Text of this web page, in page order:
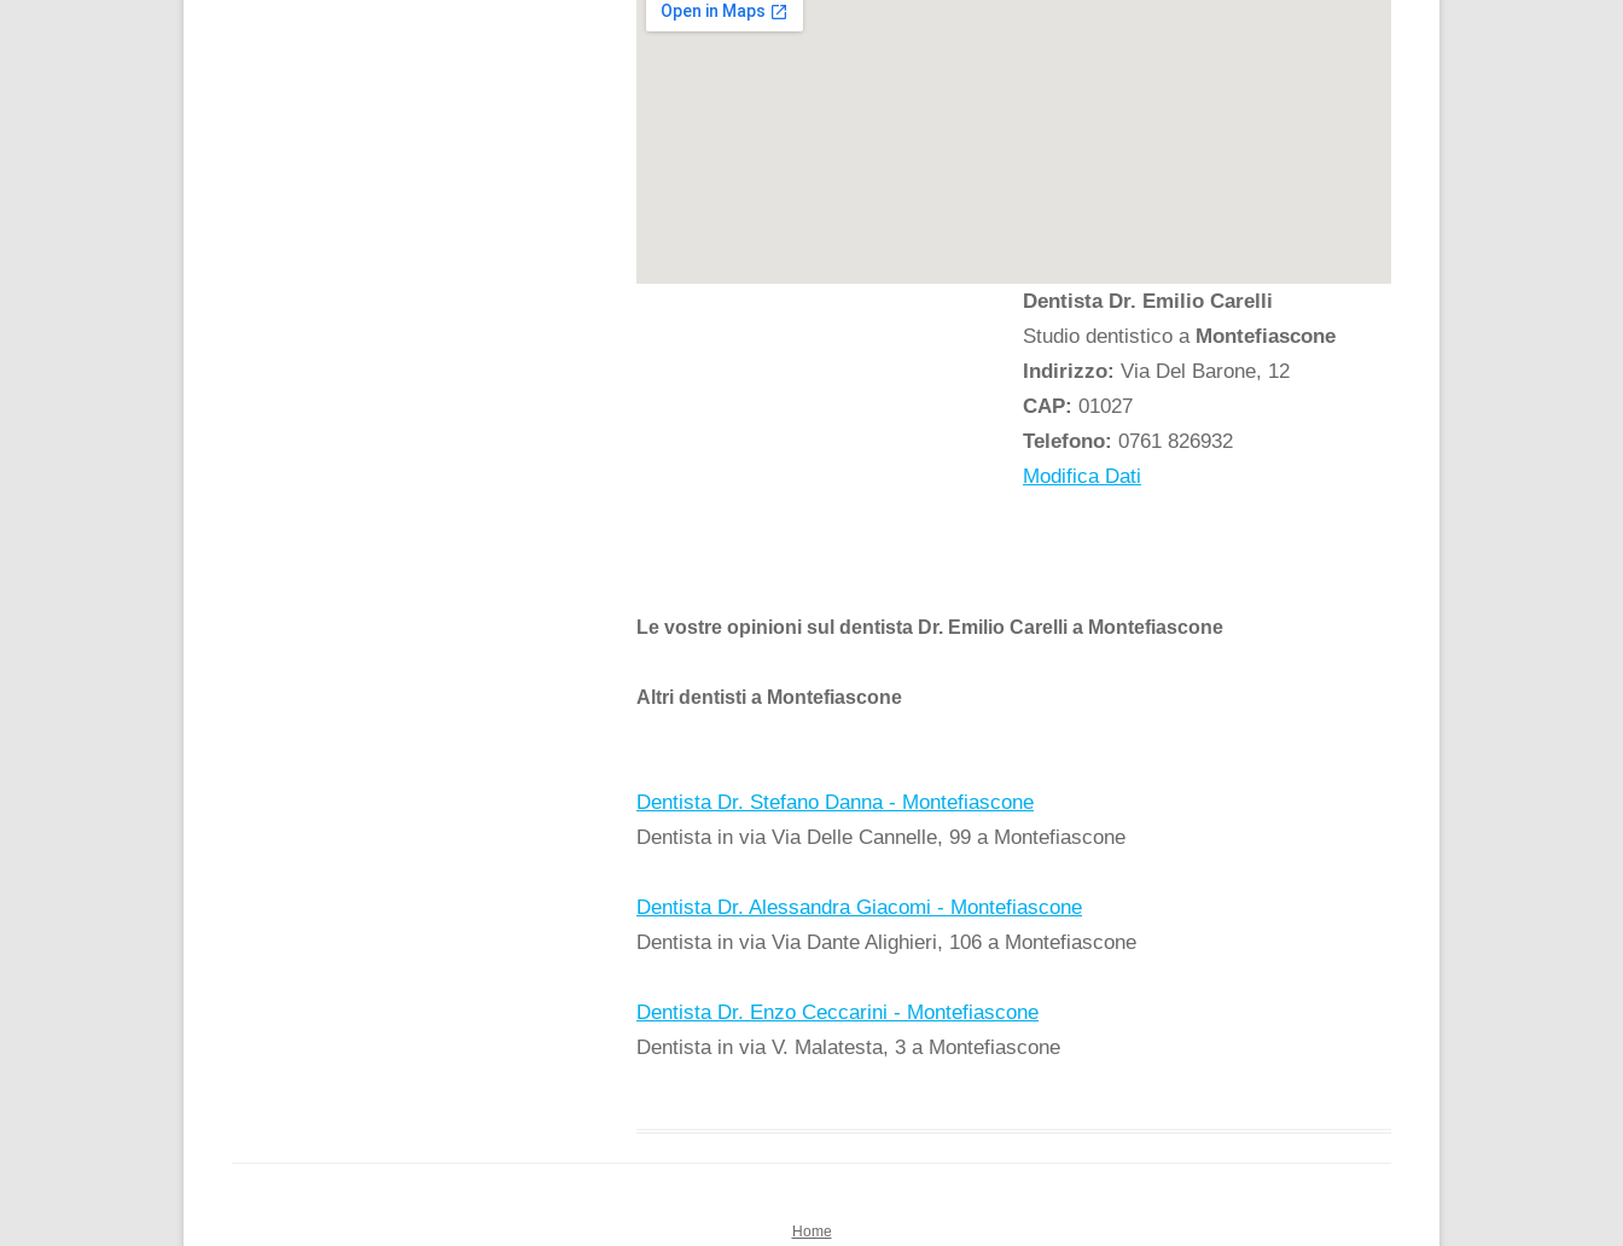
Dentista Dr. Emilio Carelli
Studio dentistico a Montefiascone
Indirizzo: Via Del Barone, 12
CAP: 01027
Telefono: 0761 826932
Modifica Dati
Le vostre opinioni sul dentista Dr. Emilio Carelli a Montefiascone
Altri dentisti a Montefiascone
Dentista Dr. Stefano Danna - Montefiascone
Dentista in via Via Delle Cannelle, 99 a Montefiascone
Dentista Dr. Alessandra Giacomi - Montefiascone
Dentista in via Via Dante Alighieri, 106 a Montefiascone
Dentista Dr. Enzo Ceccarini - Montefiascone
Dentista in via V. Malatesta, 3 a Montefiascone
Home